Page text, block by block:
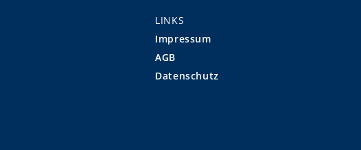
LINKS
Impressum
AGB
Datenschutz